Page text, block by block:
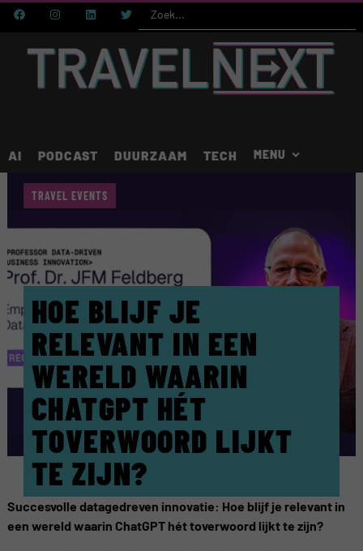
AI PODCAST DUURZAAM TECH
HOE BLIJF JE
RELEVANT IN EEN
WERELD WAARIN
CHATGPT HÉT
TOVERWOORD LIJKT
TE ZIJN?
TRAVEL EVENTS
Succesvolle datagedreven innovatie: Hoe blijf je relevant in
een wereld waarin ChatGPT hét toverwoord lijkt te zijn?